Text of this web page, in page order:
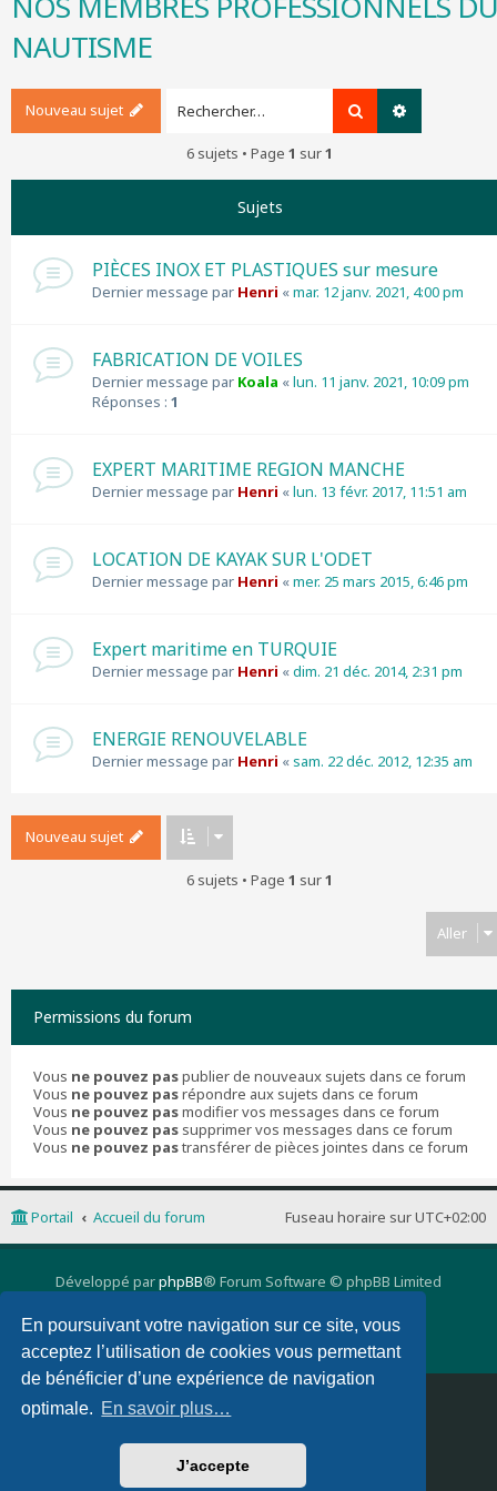
En poursuivant votre navigation sur ce site, vous
acceptez l’utilisation de cookies vous permettant
de bénéficier d’une expérience de navigation
optimale. En savoir plus…
J’accepte
r
NAUTISME
Nouveau sujet Rechercher
6 sujets • Page 1 sur1
Sujets
PIÈCES INOX ET PLASTIQUES sur mesure
Dernier message par Henri «mar. 12 janv. 2021, 4:00 pm
FABRICATION DE VOILES
Dernier message par Koala «lun. 11 janv. 2021, 10:09 pm
Réponses : 1
EXPERT MARITIME REGION MANCHE
Dernier message par Henri «lun. 13 févr. 2017, 11:51 am
LOCATION DE KAYAK SUR L'ODET
Dernier message par Henri «mer. 25 mars 2015, 6:46 pm
Expert maritime en TURQUIE
Dernier message par Henri «dim. 21 déc. 2014, 2:31 pm
ENERGIE RENOUVELABLE
Dernier message par Henri «sam. 22 déc. 2012, 12:35 am
Nouveau sujet
6 sujets • Page 1 sur1
Aller
Permissions du forum
Vous ne pouvez paspublier de nouveaux sujets dans ce forum
Vous ne pouvez pasrépondre aux sujets dans ce forum
Vous ne pouvez pasmodifier vos messages dans ce forum
Vous ne pouvez pas supprimer vos messages dans ce forum
Vous ne pouvez pastransférer de pièces jointes dans ce forum
Fuseau horaire surUTC+02:00
Portail Accueil du forum
Développé parphpBB® Forum Software © phpBB Limited
phpBB 3 Quarto theme by PixelGoose Studio
Confidentialité
Supprimer les cookies